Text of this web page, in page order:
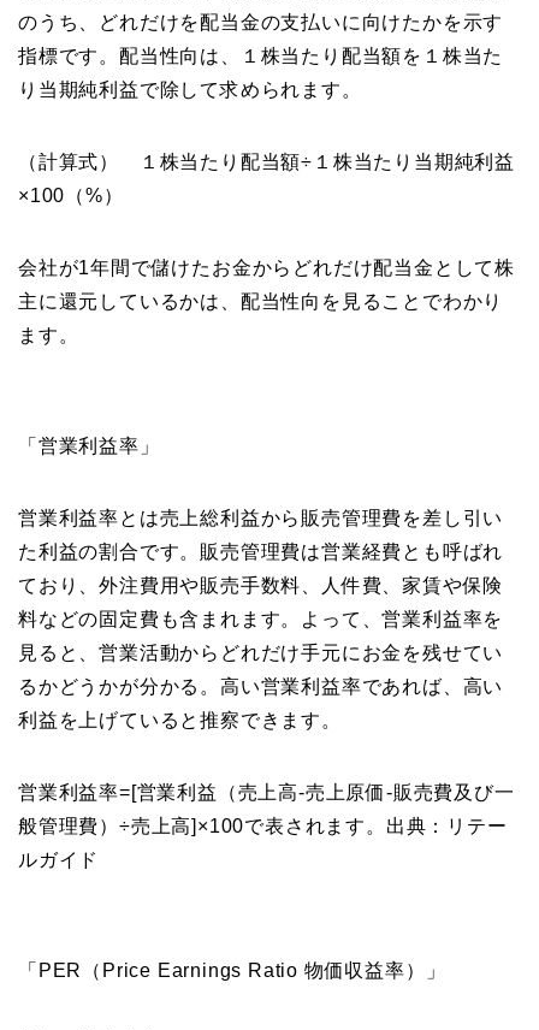
のうち、どれだけを配当金の支払いに向けたかを示す
指標です。配当性向は、１株当たり配当額を１株当た
り当期純利益で除して求められます。
（計算式） １株当たり配当額÷１株当たり当期純利益
×100（%）
会社が1年間で儲けたお金からどれだけ配当金として株
主に還元しているかは、配当性向を見ることでわかり
ます。
「営業利益率」
営業利益率とは売上総利益から販売管理費を差し引い
た利益の割合です。販売管理費は営業経費とも呼ばれ
ており、外注費用や販売手数料、人件費、家賃や保険
料などの固定費も含まれます。よって、営業利益率を
見ると、営業活動からどれだけ手元にお金を残せてい
るかどうかが分かる。高い営業利益率であれば、高い
利益を上げていると推察できます。
営業利益率=[営業利益（売上高-売上原価-販売費及び一
般管理費）÷売上高]×100で表されます。出典：リテー
ルガイド
「PER（Price Earnings Ratio 物価収益率）」